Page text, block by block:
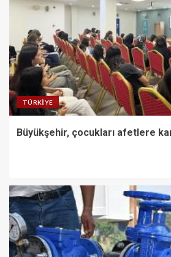
TÜRKIYE
Büyükşehir, çocukları afetlere